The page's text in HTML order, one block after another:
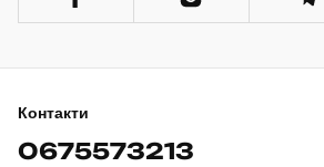
Контакти
0675573213